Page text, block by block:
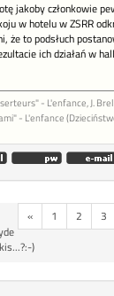
jakoby członkowie
w hotelu w ZSRR
że to podsłuch
ich działań w
- L'enfance, J. Brel
- L'enfance
« 1 2 3
)